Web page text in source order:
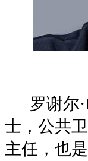
罗谢尔
士，公共
主任，也